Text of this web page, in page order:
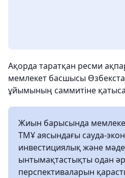
Ақорда таратқан ресми
мемлекет басшысы
ұйымының саммитіне
Жиын барысында
ТМҰ аясындағы сауда-
инвестициялық және
ынтымақтастықты одан
перспективаларын